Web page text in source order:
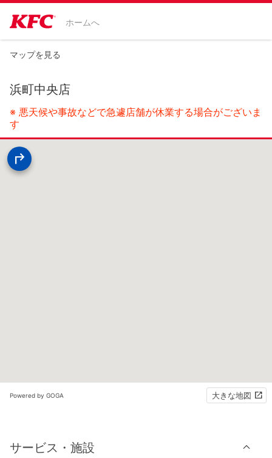
ホームへ
マップを見る
浜町中央店
※ 悪天候や事故などで急遽店舗が休業する場合がございま
す
Powered by GOGA 大きな地図
サービス・施設